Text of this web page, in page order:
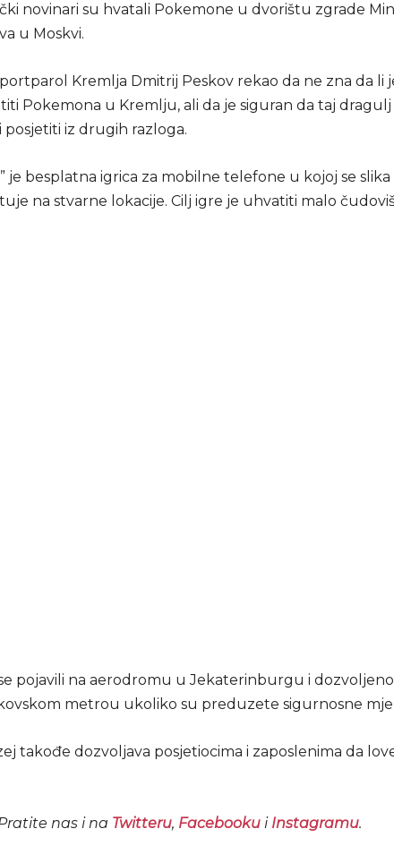
novinari su hvatali Pokemone u dvorištu zgrade
u Moskvi.
Kremlja Dmitrij Peskov rekao da ne zna da li
Pokemona u Kremlju, ali da je siguran da taj
iz drugih razloga.
je besplatna igrica za mobilne telefone u kojoj se slika
na stvarne lokacije. Cilj igre je uhvatiti malo
pojavili na aerodromu u Jekaterinburgu i
metrou ukoliko su preduzete sigurnosne
takođe dozvoljava posjetiocima i zaposlenima da
nas i na Twitteru, Facebookui Instagramu.